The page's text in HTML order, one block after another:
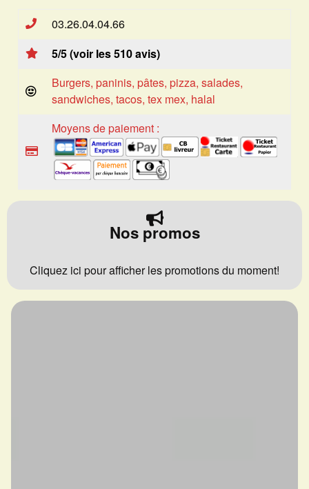
03.26.04.04.66
5/5 (voir les 510 avis)
Burgers, paninis, pâtes, pizza, salades,
sandwiches, tacos, tex mex, halal
Moyens de paiement :
Nos promos
Cliquez ici pour afficher les promotions du moment!